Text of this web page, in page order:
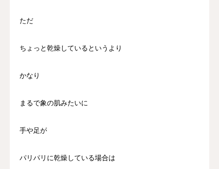
ただ
ちょっと乾燥しているというより
かなり
まるで象の肌みたいに
手や足が
パリパリに乾燥している場合は